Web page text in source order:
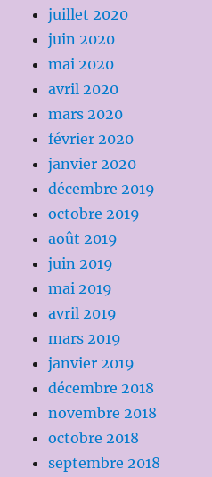
juillet 2020
juin 2020
mai 2020
avril 2020
mars 2020
février 2020
janvier 2020
décembre 2019
octobre 2019
août 2019
juin 2019
mai 2019
avril 2019
mars 2019
janvier 2019
décembre 2018
novembre 2018
octobre 2018
septembre 2018